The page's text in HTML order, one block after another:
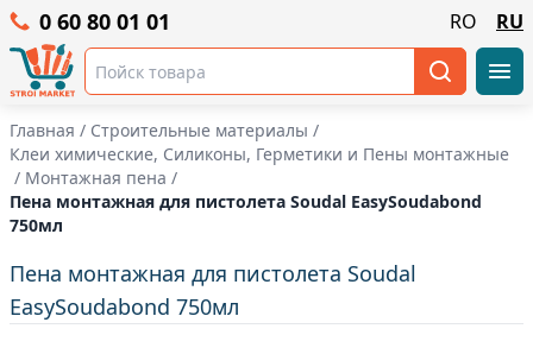
0 60 80 01 01 RO RU
Главная / Строительные материалы /
Клеи химические, Силиконы, Герметики и Пены монтажные
/ Монтажная пена /
Пена монтажная для пистолета Soudal EasySoudabond
750мл
Пена монтажная для пистолета Soudal
EasySoudabond 750мл